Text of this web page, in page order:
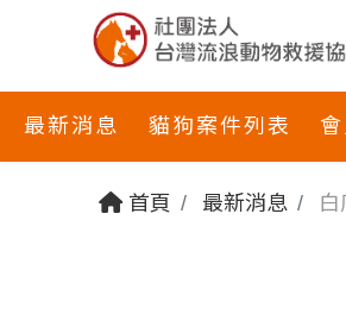
最新消息 貓狗案件列表
首頁 最新消息